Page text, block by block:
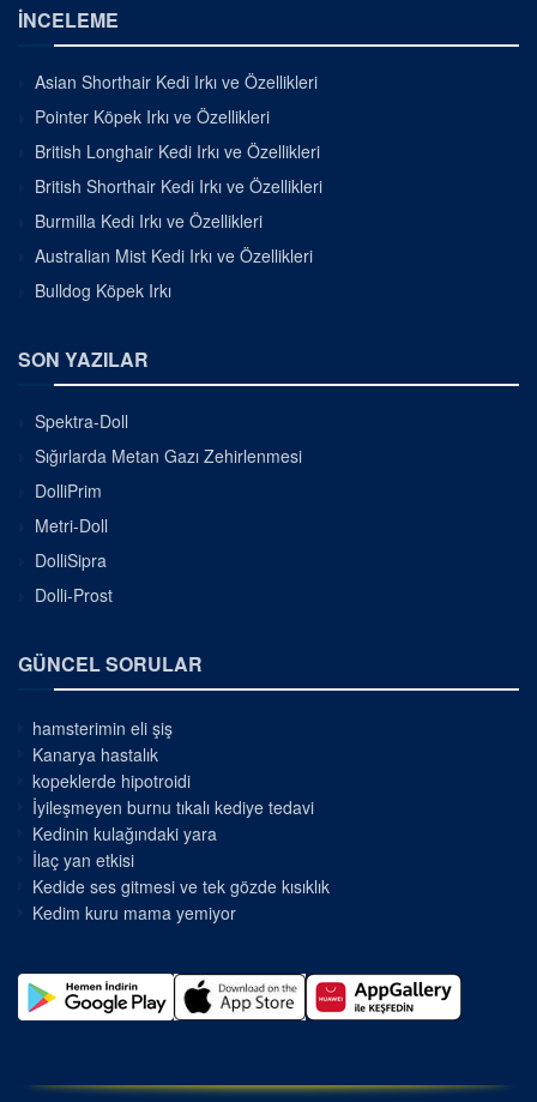
İNCELEME
Asian Shorthair Kedi Irkı ve Özellikleri
Pointer Köpek Irkı ve Özellikleri
British Longhair Kedi Irkı ve Özellikleri
British Shorthair Kedi Irkı ve Özellikleri
Burmilla Kedi Irkı ve Özellikleri
Australian Mist Kedi Irkı ve Özellikleri
Bulldog Köpek Irkı
SON YAZILAR
Spektra-Doll
Sığırlarda Metan Gazı Zehirlenmesi
DolliPrim
Metri-Doll
DolliSipra
Dolli-Prost
GÜNCEL SORULAR
hamsterimin eli şiş
Kanarya hastalık
kopeklerde hipotroidi
İyileşmeyen burnu tıkalı kediye tedavi
Kedinin kulağındaki yara
İlaç yan etkisi
Kedide ses gitmesi ve tek gözde kısıklık
Kedim kuru mama yemiyor